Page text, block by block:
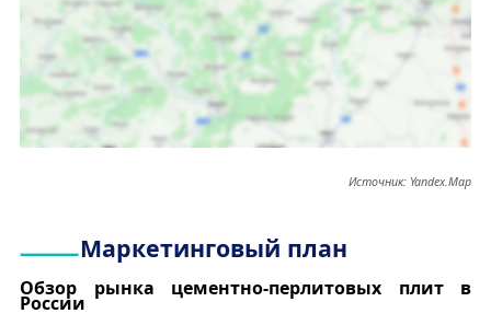
Источник: Yandex.Map
Маркетинговый план
Обзор рынка цементно-перлитовых плитв
России